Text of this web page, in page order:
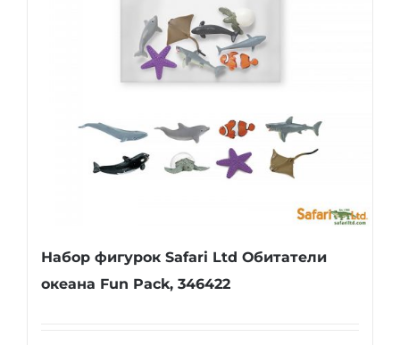
Набор фигурок Safari Ltd Обитатели
океана Fun Pack, 346422